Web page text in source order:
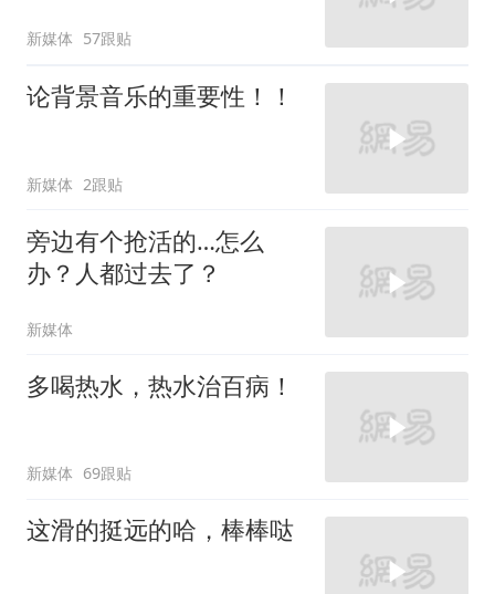
新媒体 57跟贴
论背景音乐的重要性！！
新媒体 2跟贴
旁边有个抢活的…怎么
办？人都过去了？
新媒体
多喝热水，热水治百病！
新媒体 69跟贴
这滑的挺远的哈，棒棒哒